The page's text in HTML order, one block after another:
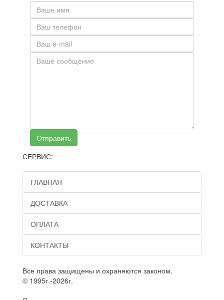
Отправить
СЕРВИС:
ГЛАВНАЯ
ДОСТАВКА
ОПЛАТА
КОНТАКТЫ
Все права защищены и охраняются законом.
© 1995г.-2026г.